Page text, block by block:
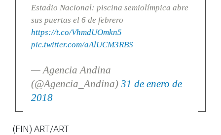
Estadio Nacional: piscina semiolímpica abre
sus puertas el 6 de febrero
https://t.co/VhmdUOmkn5
pic.twitter.com/aAlUCM3RBS
— Agencia Andina
(@Agencia_Andina) 31 de enero de
2018
(FIN) ART/ART